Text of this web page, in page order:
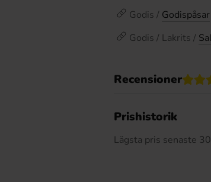
Godis / Godispåsar
Godis / Lakrits /
Recensioner
Prishistorik
Lägsta pris senaste